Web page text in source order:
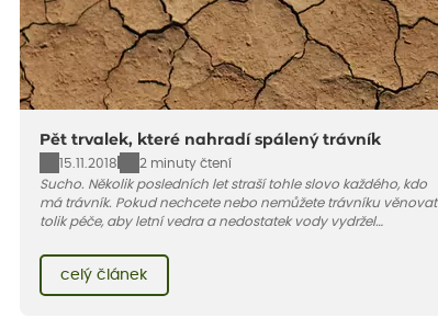
Pět trvalek, které nahradí spálený trávník
15.11.2018
2 minuty čtení
Sucho. Několik posledních let straší tohle slovo každého, kdo
má trávník. Pokud nechcete nebo nemůžete trávníku věnovat
tolik péče, aby letní vedra a nedostatek vody vydržel
trvalek, které trávník na suchých místech spolehlivě nahradí.
Všechny jsou pochozí (vydrží sešlapání) a když jim dáte mezi
sekáním delší čas, krásně kvetou.
celý článek